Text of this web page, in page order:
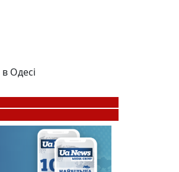
в Одесі